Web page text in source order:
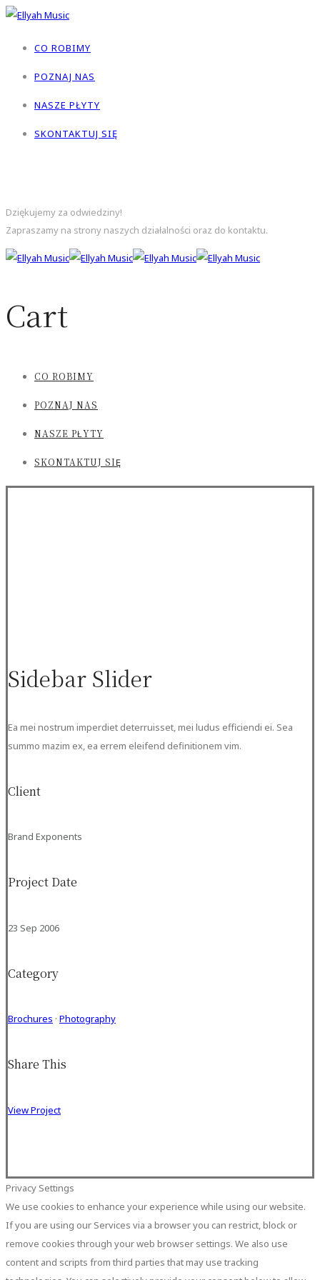
CO ROBIMY
POZNAJ NAS
NASZE PŁYTY
SKONTAKTUJ SIĘ
Dziękujemy za odwiedziny!
Zapraszamy na strony naszych działalności oraz do kontaktu.
Cart
CO ROBIMY
POZNAJ NAS
NASZE PŁYTY
SKONTAKTUJ SIĘ
Sidebar Slider
Ea mei nostrum imperdiet deterruisset, mei ludus efficiendi ei. Sea
summo mazim ex, ea errem eleifend definitionem vim.
Client
Brand Exponents
Project Date
23 Sep 2006
Category
Brochures · Photography
Share This
View Project
Privacy Settings
We use cookies to enhance your experience while using our website.
If you are using our Services via a browser you can restrict, block or
remove cookies through your web browser settings. We also use
content and scripts from third parties that may use tracking